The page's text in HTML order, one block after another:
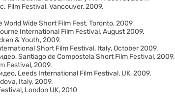
Film Festival, Vancouver, 2009.
Wide Short Film Fest, Toronto, 2009
International Film Festival, August 2009.
& Youth, 2009.
Short Film Festival, Italy, October 2009.
Santiago de Compostela Short Film Festival, 2009.
Festival, 2009.
Leeds International Film Festival, UK, 2009.
Italy, 2009.
London UK, 2010